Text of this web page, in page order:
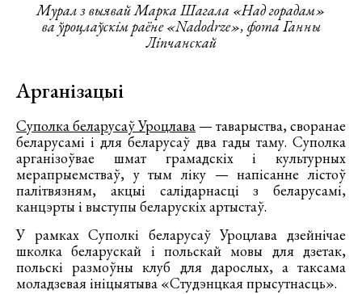
Мурал з выявай Марка Шагала «Над горадам»
ва ўроцлаўскім раёне «Nadodrze», фота Ганны
Ліпчанскай
Арганізацыі
Суполка беларусаў Уроцлава — таварыства, своранае
беларусамі і для беларусаў два гады таму. Суполка
арганізоўвае шмат грамадскіх і культурных
мерапрыемстваў, у тым ліку — напісанне лістоў
палітвязням, акцыі салідарнасці з беларусамі,
канцэрты і выступы беларускіх артыстаў.
У рамках Суполкі беларусаў Уроцлава дзейнічае
школка беларускай і польскай мовы для дзетак,
польскі размоўны клуб для дарослых, а таксама
моладзевая ініцыятыва «Студэнцкая прысутнасць».